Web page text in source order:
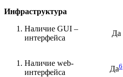
Инфраструктура
Наличие GUI –
интерфейса
Да
Наличие web-
интерфейса
Да6